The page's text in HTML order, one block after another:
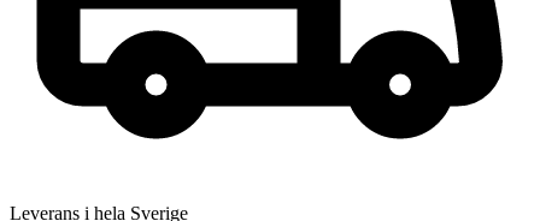
Leverans i hela Sverige